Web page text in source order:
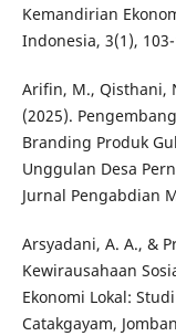
Kemandirian
Indonesia, 3(1),
Arifin, M., Qisthani,
(2025).
Branding Produk
Unggulan Desa
Jurnal Pengabdian
Arsyadani, A. A., &
Kewirausahaan
Ekonomi Lokal:
Catakgayam,